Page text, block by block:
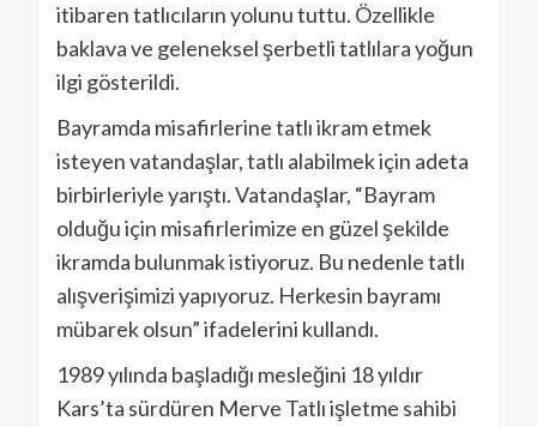
itibaren tatlıcıların yolunu tuttu. Özellikle
baklava ve geleneksel şerbetli tatlılara yoğun
ilgi gösterildi.
Bayramda misafirlerine tatlı ikram etmek
isteyen vatandaşlar, tatlı alabilmek için adeta
birbirleriyle yarıştı. Vatandaşlar, “Bayram
olduğu için misafirlerimize en güzel şekilde
ikramda bulunmak istiyoruz. Bu nedenle tatlı
alışverişimizi yapıyoruz. Herkesin bayramı
mübarek olsun” ifadelerini kullandı.
1989 yılında başladığı mesleğini 18 yıldır
Kars’ta sürdüren Merve Tatlı işletme sahibi